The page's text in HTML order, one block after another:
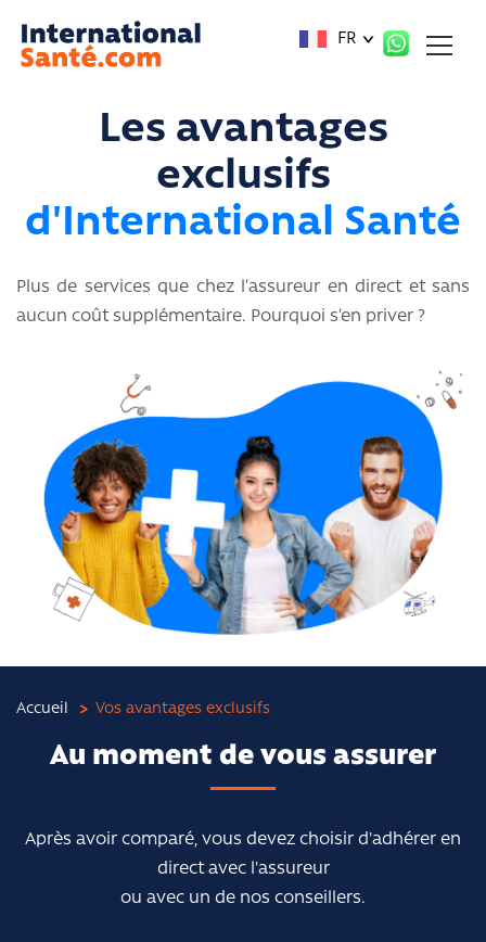
FR
Les avantages
exclusifs
d'International Santé
Plus de services que chez l’assureur en direct et sans
aucun coût supplémentaire. Pourquoi s’en priver ?
Accueil Vos avantages exclusifs
Au moment de vous assurer
Après avoir comparé, vous devez choisir d'adhérer en
direct avec l'assureur
ou avec un de nos conseillers.